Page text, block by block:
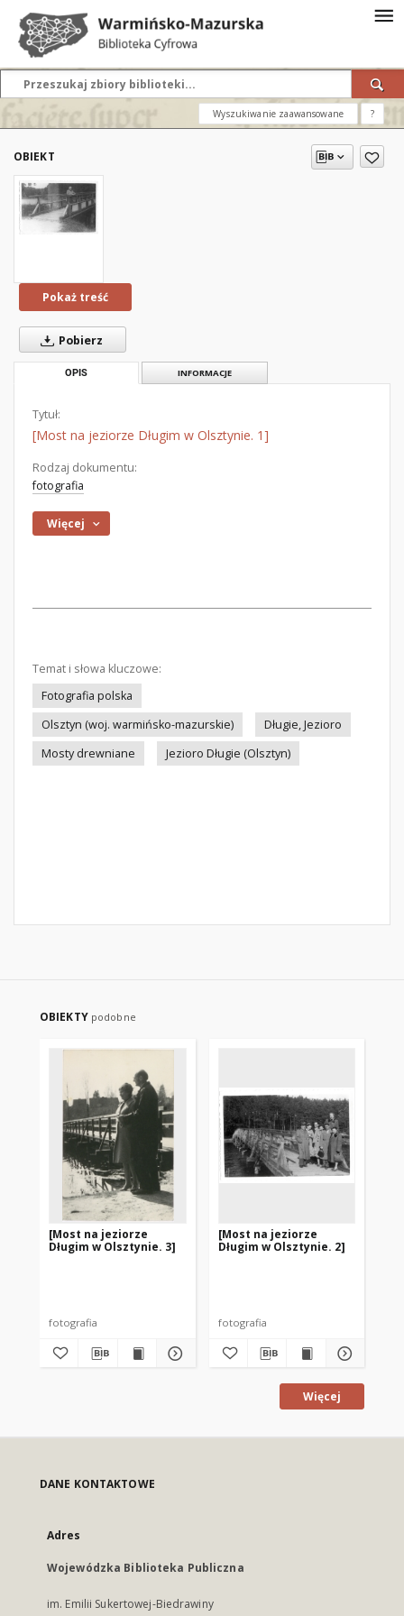
Wyszukiwanie zaawansowane ?
OBIEKT
Pokaż treść
Pobierz
OPIS INFORMACJE
Tytuł:
[Most na jeziorze Długim w Olsztynie. 1]
Rodzaj dokumentu:
fotografia
Więcej
Temat i słowa kluczowe:
Fotografia polska
Olsztyn (woj. warmińsko-mazurskie)
Długie, Jezioro
Mosty drewniane
Jezioro Długie (Olsztyn)
OBIEKTY podobne
[Most na jeziorze
Długim w Olsztynie. 3]
fotografia
[Most na jeziorze
Długim w Olsztynie. 2]
fotografia
Więcej
DANE KONTAKTOWE
Adres
Wojewódzka Biblioteka Publiczna
im. Emilii Sukertowej-Biedrawiny